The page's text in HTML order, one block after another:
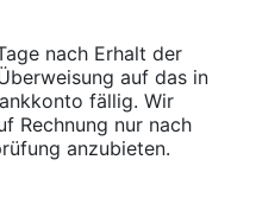
nach Erhalt der
auf das in
fällig. Wir
Rechnung nur nach
anzubieten.